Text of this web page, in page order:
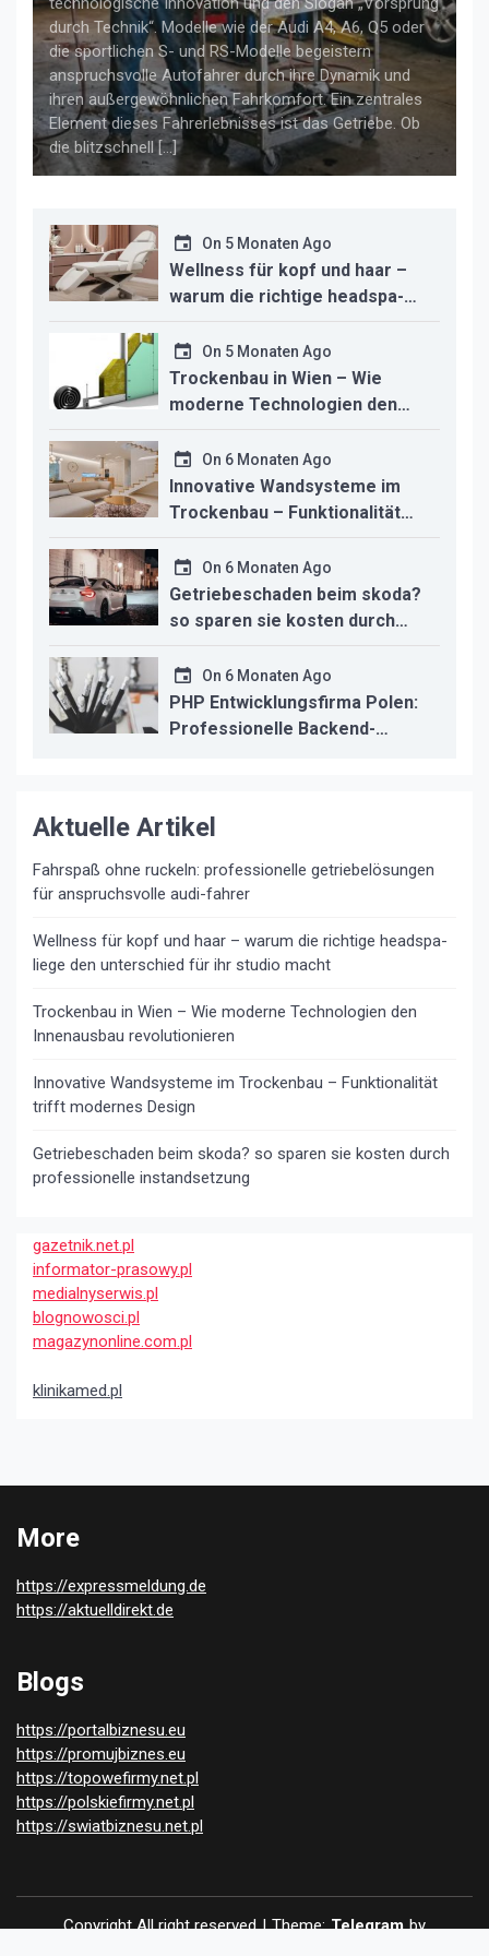
durch Technik“. Modelle wie der Audi A4, A6, Q5 oder
die sportlichen S- und RS-Modelle begeistern
anspruchsvolle Autofahrer durch ihre Dynamik und
ihren außergewöhnlichen Fahrkomfort. Ein zentrales
Element dieses Fahrerlebnisses ist das Getriebe. Ob
die blitzschnell […]
On 5 Monaten Ago
Wellness für kopf und haar –
warum die richtige headspa-
liege den unterschied für ihr
studio macht
On 5 Monaten Ago
Trockenbau in Wien – Wie
moderne Technologien den
Innenausbau revolutionieren
On 6 Monaten Ago
Innovative Wandsysteme im
Trockenbau – Funktionalität
trifft modernes Design
On 6 Monaten Ago
Getriebeschaden beim skoda?
so sparen sie kosten durch
professionelle instandsetzung
On 6 Monaten Ago
PHP Entwicklungsfirma Polen:
Professionelle Backend-
Aktuelle Artikel
Fahrspaß ohne ruckeln: professionelle getriebelösungen
für anspruchsvolle audi-fahrer
Wellness für kopf und haar – warum die richtige headspa-
liege den unterschied für ihr studio macht
Trockenbau in Wien – Wie moderne Technologien den
Innenausbau revolutionieren
Innovative Wandsysteme im Trockenbau – Funktionalität
trifft modernes Design
Getriebeschaden beim skoda? so sparen sie kosten durch
professionelle instandsetzung
gazetnik.net.pl
informator-prasowy.pl
medialnyserwis.pl
blognowosci.pl
magazynonline.com.pl
klinikamed.pl
More
https://expressmeldung.de
https://aktuelldirekt.de
Blogs
https://portalbiznesu.eu
https://promujbiznes.eu
https://topowefirmy.net.pl
https://polskiefirmy.net.pl
https://swiatbiznesu.net.pl
Copyright All right reserved | Theme: Telegram by